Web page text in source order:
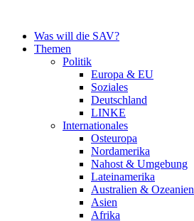
springenWas will die SAV?
Themen
Politik
Europa & EU
Soziales
Deutschland
LINKE
Internationales
Osteuropa
Nordamerika
Nahost & Umgebung
Lateinamerika
Australien & Ozeanien
Asien
Afrika